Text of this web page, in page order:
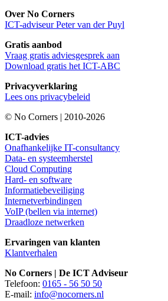
Over No Corners
ICT-adviseur Peter van der Puyl
Gratis aanbod
Vraag gratis adviesgesprek aan
Download gratis het ICT-ABC
Privacyverklaring
Lees ons privacybeleid
© No Corners | 2010-2026
ICT-advies
Onafhankelijke IT-consultancy
Data- en systeemherstel
Cloud Computing
Hard- en software
Informatiebeveiliging
Internetverbindingen
VoIP (bellen via internet)
Draadloze netwerken
Ervaringen van klanten
Klantverhalen
No Corners | De ICT Adviseur
Telefoon: 0165 - 56 50 50
E-mail: info@nocorners.nl